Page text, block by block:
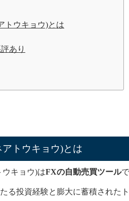
トウキョウ)とは
あり
トウキョウ)とは
ウキョウ)はFXの自動売買ツール
る投資経験と膨大に蓄積された